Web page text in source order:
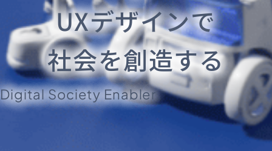
UXデザインで
社会を創造する
Digital Society Enabler.